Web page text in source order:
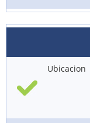
Ubicacion